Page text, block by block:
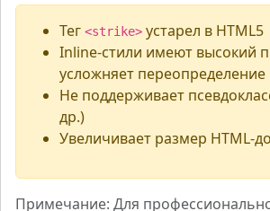
Тег <strike> устарел в HTML5
Inline-стили имеют высокий
усложняет переопределение
Не поддерживает
др.)
Увеличивает размер HTML-
Примечание: Для